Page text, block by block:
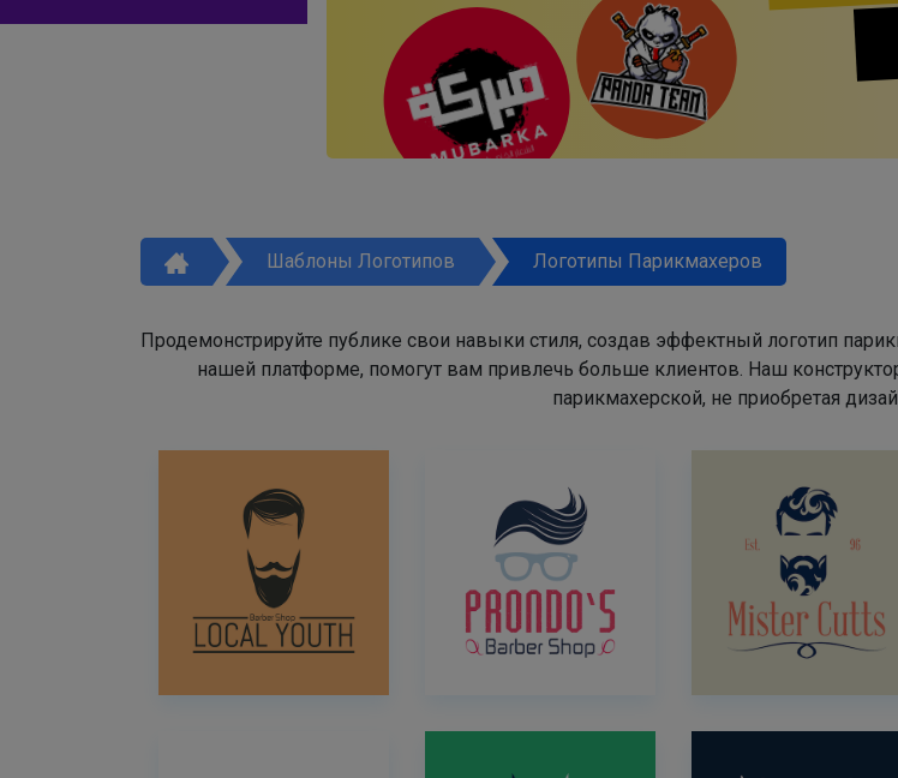
Шаблоны Логотипов Логотипы Парикмахеров
Продемонстрируйте публике свои навыки стиля, создав эффектный логотип
нашей платформе, помогут вам привлечь больше клиентов. Наш
парикмахерской, не приобретая